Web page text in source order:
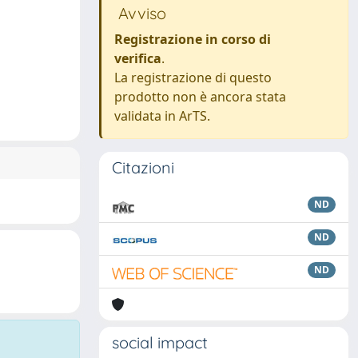
Avviso
Registrazione in corso di
verifica.
La registrazione di questo
prodotto non è ancora stata
validata in ArTS.
Citazioni
ND
ND
ND
social impact